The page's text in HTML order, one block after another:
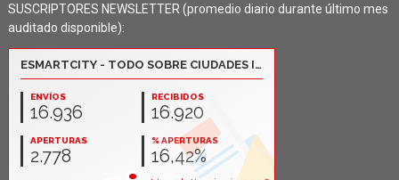
SUSCRIPTORES NEWSLETTER (promedio diario durante último mes
auditado disponible):